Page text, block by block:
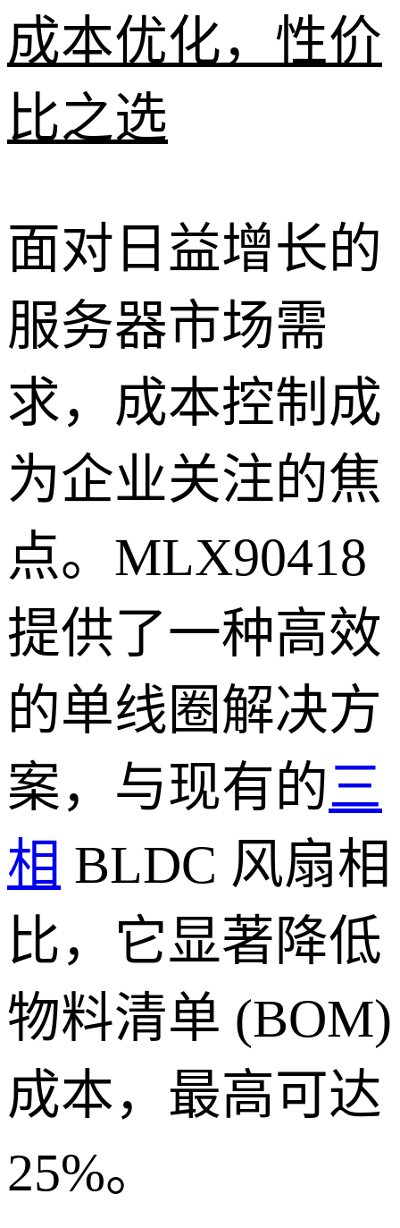
成本优化，性价
比之选
面对日益增长的
服务器市场需
求，成本控制成
为企业关注的焦
点。MLX90418
提供了一种高效
的单线圈解决方
案，与现有的三
相 BLDC 风扇相
比，它显著降低
物料清单 (BOM)
成本，最高可达
25%。